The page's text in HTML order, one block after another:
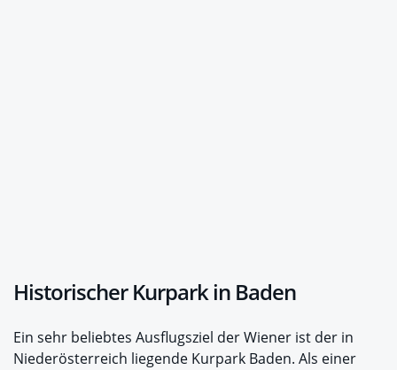
Historischer Kurpark in Baden
Ein sehr beliebtes Ausflugsziel der Wiener ist der in
Niederösterreich liegende Kurpark Baden. Als einer